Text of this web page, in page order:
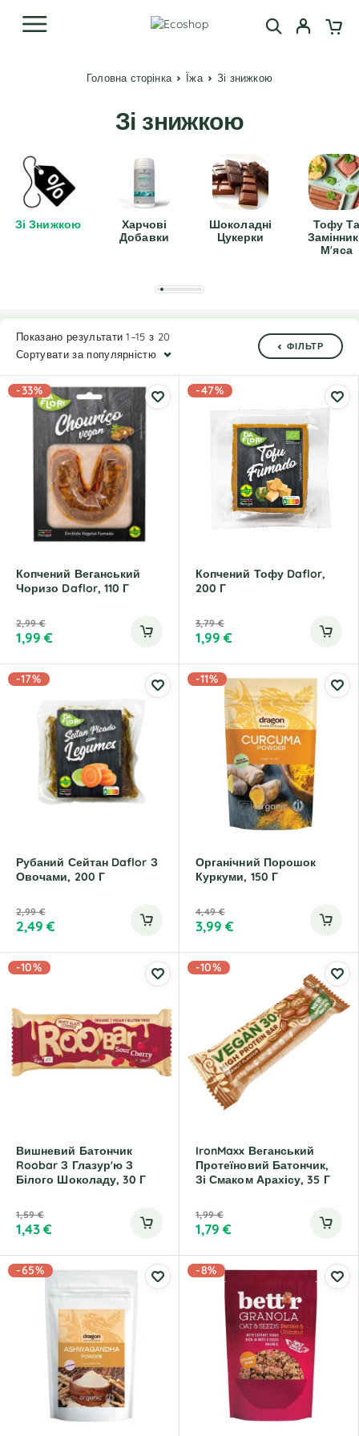
Головна сторінка Їжа Зі знижкою
Зі знижкою
Зі Знижкою
Харчові
Добавки
Шоколадні
Цукерки
Тофу
М'яса
Показано результати 1–15 з 20
Сортувати за популярністю
ФІЛЬТР
-33%
Копчений Веганський
Чоризо Daflor, 110 Г
2,99€
1,99€
-47%
Копчений Тофу Daflor,
200 Г
3,79€
1,99€
-17%
Рубаний Сейтан Daflor З
Овочами, 200 Г
2,99€
2,49€
-11%
Органічний Порошок
Куркуми, 150 Г
4,49€
3,99€
-10%
Вишневий Батончик
Roobar З Глазур'ю З
Білого Шоколаду, 30 Г
1,59€
1,43€
-10%
IronMaxx Веганський
Протеїновий Батончик,
Зі Смаком Арахісу, 35 Г
1,99€
1,79€
-65% -8%